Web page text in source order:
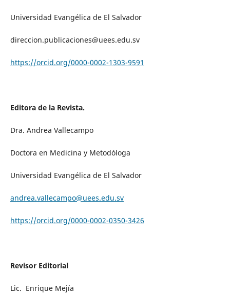
Universidad Evangélica de El Salvador
direccion.publicaciones@uees.edu.sv
https://orcid.org/0000-0002-1303-9591
Editora de la Revista.
Dra. Andrea Vallecampo
Doctora en Medicina y Metodóloga
Universidad Evangélica de El Salvador
andrea.vallecampo@uees.edu.sv
https://orcid.org/0000-0002-0350-3426
Revisor Editorial
Lic. Enrique Mejía